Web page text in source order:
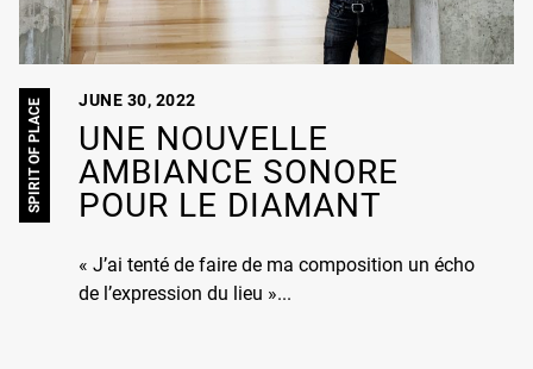
SPIRIT OF PLACE
UNE NOUVELLE
AMBIANCE SONORE
POUR LE DIAMANT
JUNE 30, 2022
« J’ai tenté de faire de ma composition un écho
de l’expression du lieu »...